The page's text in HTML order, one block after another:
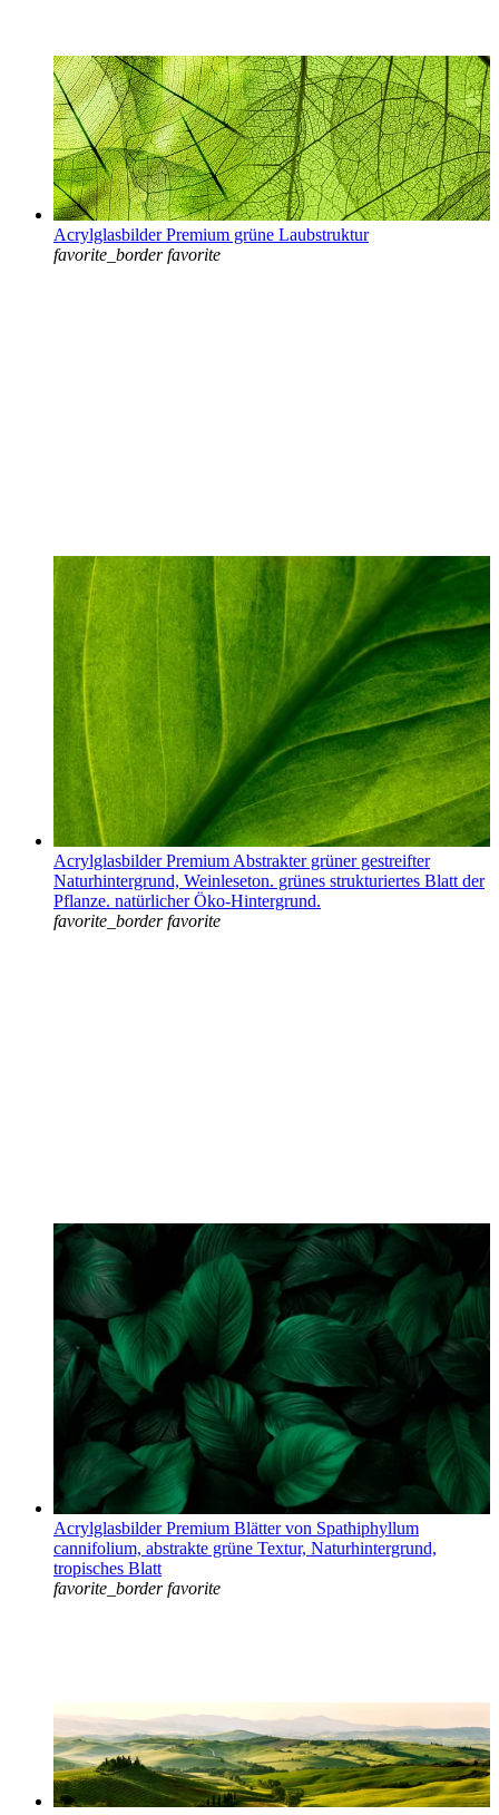
Acrylglasbilder Premium grüne Laubstruktur
favorite_border favorite
Acrylglasbilder Premium Abstrakter grüner gestreifter
Naturhintergrund, Weinleseton. grünes strukturiertes Blatt der
Pflanze. natürlicher Öko-Hintergrund.
favorite_border favorite
Acrylglasbilder Premium Blätter von Spathiphyllum
cannifolium, abstrakte grüne Textur, Naturhintergrund,
tropisches Blatt
favorite_border favorite